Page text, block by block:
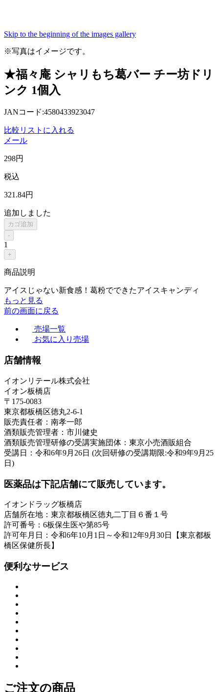
Skip to the beginning of the images gallery
※写真はイメージです。
★福々庵 シャリもち葛バー チー坊ドリ
ンク 1個入
JANコード:4580433923047
比較リストに入れる
メール
298円
税込
321.84円
追加しました
カゴ追加
-
1
+
商品説明
アイスじゃない新食感！葛粉でできたアイスキャンディ
もっと見る
前の画面に戻る
売場一覧
お気に入り売場
店舗情報
イオンリテール株式会社
イオン板橋店
〒175-0083
東京都板橋区徳丸2-6-1
販売責任者：南孝一郎
酒類販売管理者：市川健史
酒類販売管理研修の受講実施団体：東京小売酒販組合
受講日：令和6年9月26日 (次回研修の受講期限:令和9年9月25
日)
医薬品は下記店舗にて販売しています。
イオンドラッグ板橋店
店舗所在地：東京都板橋区徳丸二丁目６番１号
許可番号：6板保生医や第85号
許可年月日：令和6年10月1日～令和12年9月30日【東京都板
橋区保健所長】
便利なサービス
ご注文の商品